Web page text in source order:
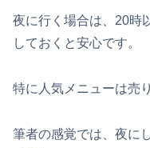
夜に行く場合は、20時
しておくと安心です。
特に人気メニューは売
筆者の感覚では、夜に